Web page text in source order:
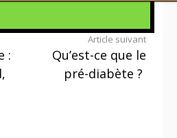
:
Article suivant
Qu’est-ce que le
pré-diabète ?